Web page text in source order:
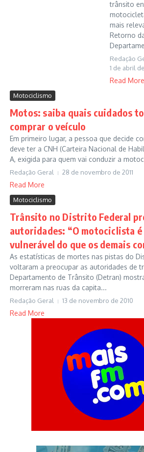
trânsito
mais
Retorno
Redação
1 de abril
Read More
Motociclismo
Motos: saiba quais cuidados
comprar o veículo
Em primeiro lugar, a pessoa que decide
deve ter a CNH (Carteira Nacional de
A, exigida para quem vai conduzir a
Redação Geral 28 de novembro de 2011
Read More
Motociclismo
Trânsito no Distrito Federal
autoridades: “O motociclista é
vulnerável do que os demais
As estatísticas de mortes nas pistas do
voltaram a preocupar as autoridades de
Departamento de Trânsito (Detran)
morreram nas ruas da capita...
Redação Geral 13 de novembro de 2010
Read More